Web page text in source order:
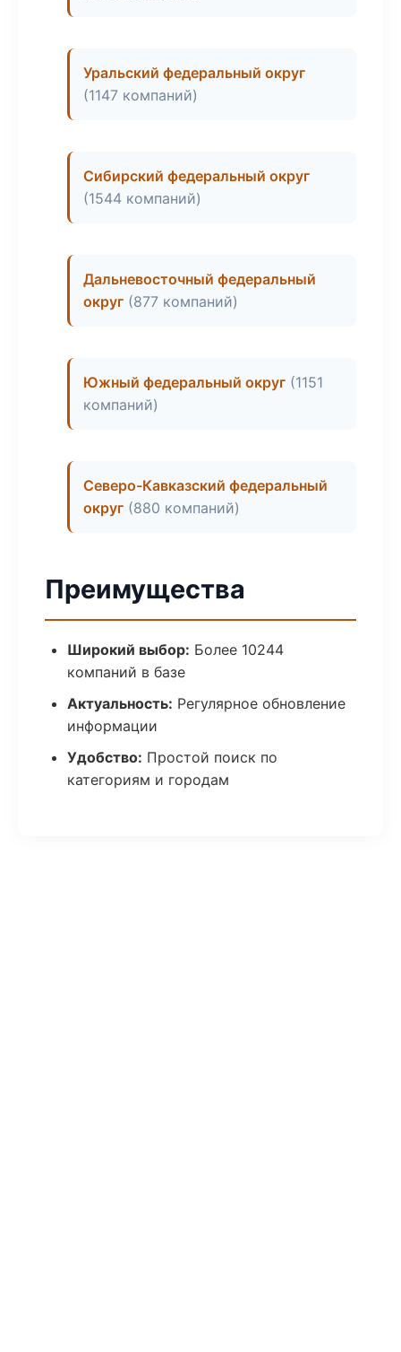
Уральский федеральный округ
(1147 компаний)
Сибирский федеральный округ
(1544 компаний)
Дальневосточный федеральный
округ (877 компаний)
Южный федеральный округ (1151
компаний)
Северо-Кавказский федеральный
округ (880 компаний)
Преимущества
Широкий выбор: Более 10244
компаний в базе
Актуальность: Регулярное обновление
информации
Удобство: Простой поиск по
категориям и городам